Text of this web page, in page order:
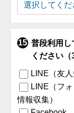
普段利用し
ください（
LINE（友
LINE（フ
情報収集）